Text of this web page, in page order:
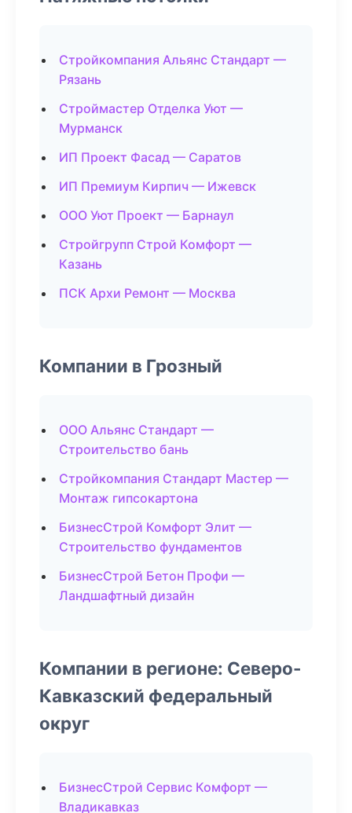
Стройкомпания Альянс Стандарт —
Рязань
Строймастер Отделка Уют —
Мурманск
ИП Проект Фасад — Саратов
ИП Премиум Кирпич — Ижевск
ООО Уют Проект — Барнаул
Стройгрупп Строй Комфорт —
Казань
ПСК Архи Ремонт — Москва
Компании в Грозный
ООО Альянс Стандарт —
Строительство бань
Стройкомпания Стандарт Мастер —
Монтаж гипсокартона
БизнесСтрой Комфорт Элит —
Строительство фундаментов
БизнесСтрой Бетон Профи —
Ландшафтный дизайн
Компании в регионе: Северо-
Кавказский федеральный
округ
БизнесСтрой Сервис Комфорт —
Владикавказ